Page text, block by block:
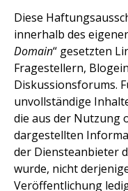
Diese
innerhalb des
Domain“ gesetzten
Fragestellern,
Diskussionsforums.
unvollständige
die aus der Nutzung
dargestellten
der Diensteanbieter
wurde, nicht
Veröffentlichung